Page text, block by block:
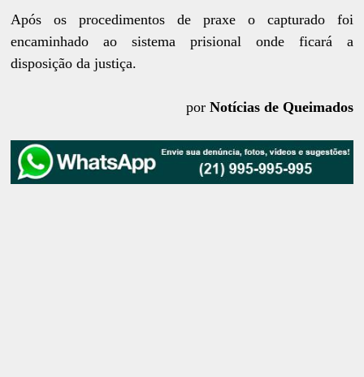
Após os procedimentos de praxe o capturado foi
encaminhado ao sistema prisional onde ficará a
disposição da justiça.
por Notícias de Queimados